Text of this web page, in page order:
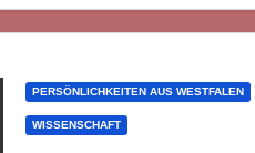
PERSÖNLICHKEITEN AUS WESTFALEN
WISSENSCHAFT